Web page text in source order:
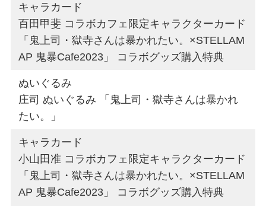
キャラカード
百田甲斐 コラボカフェ限定キャラクターカード
「鬼上司・獄寺さんは暴かれたい。×STELLAM
AP 鬼暴Cafe2023」 コラボグッズ購入特典
ぬいぐるみ
庄司 ぬいぐるみ 「鬼上司・獄寺さんは暴かれ
たい。」
キャラカード
小山田准 コラボカフェ限定キャラクターカード
「鬼上司・獄寺さんは暴かれたい。×STELLAM
AP 鬼暴Cafe2023」 コラボグッズ購入特典